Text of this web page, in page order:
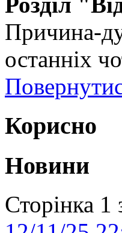
Причина-
останніх
Корисно
Новини
Сторінка 1